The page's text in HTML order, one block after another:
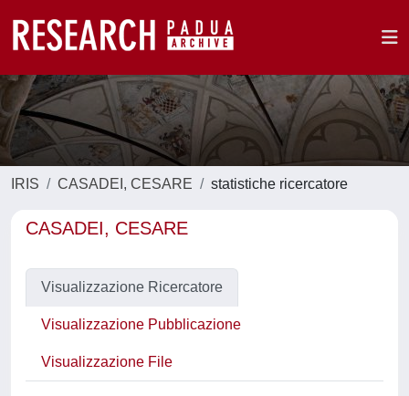
IRIS CASADEI, CESARE statistiche ricercatore
CASADEI, CESARE
Visualizzazione Ricercatore
Visualizzazione Pubblicazione
Visualizzazione File